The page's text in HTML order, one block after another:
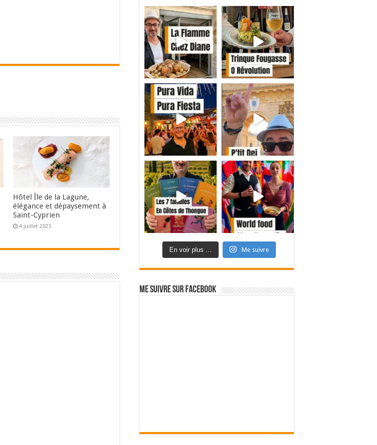
Hôtel Île de la Lagune,
élégance et dépaysement à
Saint-Cyprien
4 juillet 2023
En voir plus ... Me suivre
Me suivre sur Facebook